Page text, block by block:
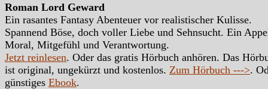
Roman Lord Geward
Ein rasantes Fantasy Abenteuer vor realistischer Kulisse.
Spannend Böse, doch voller Liebe und Sehnsucht. Ein
Moral, Mitgefühl und Verantwortung.
Jetzt reinlesen. Oder das gratis Hörbuch anhören. Das
ist original, ungekürzt und kostenlos. Zum Hörbuch --->.
günstiges Ebook.